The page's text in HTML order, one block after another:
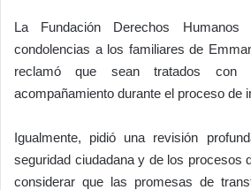
La Fundación Derechos
condolencias a los familiares de
reclamó que sean tratados con
acompañamiento durante el proceso de
Igualmente, pidió una revisión
seguridad ciudadana y de los procesos
considerar que las promesas de